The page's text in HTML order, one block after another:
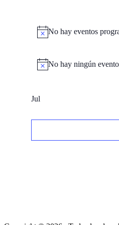
No hay eventos
No hay ningún
Jul